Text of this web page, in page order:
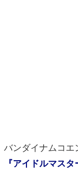
その他
バンダイナムコ
『アイドルマスタ